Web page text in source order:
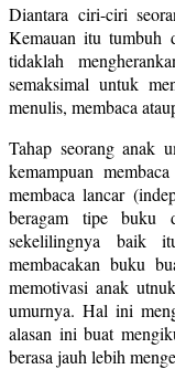
Diantara ciri-ciri
Kemauan itu tumbuh
tidaklah
semaksimal untuk
menulis, membaca
Tahap seorang anak
kemampuan
membaca lancar
beragam tipe buku
sekelilingnya baik
membacakan buku
memotivasi anak
umurnya. Hal ini
alasan ini buat
berasa jauh lebih